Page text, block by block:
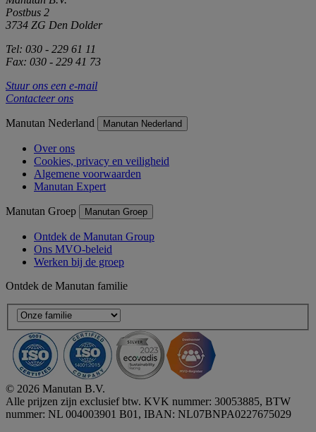
Postbus 2
3734 ZG Den Dolder
Tel: 030 - 229 61 11
Fax: 030 - 229 41 73
Stuur ons een e-mail
Contacteer ons
Manutan Nederland Manutan Nederland
Over ons
Cookies, privacy en veiligheid
Algemene voorwaarden
Manutan Expert
Manutan Groep Manutan Groep
Ontdek de Manutan Group
Ons MVO-beleid
Werken bij de groep
Ontdek de Manutan familie
© 2026 Manutan B.V.
Alle prijzen zijn exclusief btw. KVK nummer: 30053885, BTW
nummer: NL 004003901 B01, IBAN: NL07BNPA0227675029